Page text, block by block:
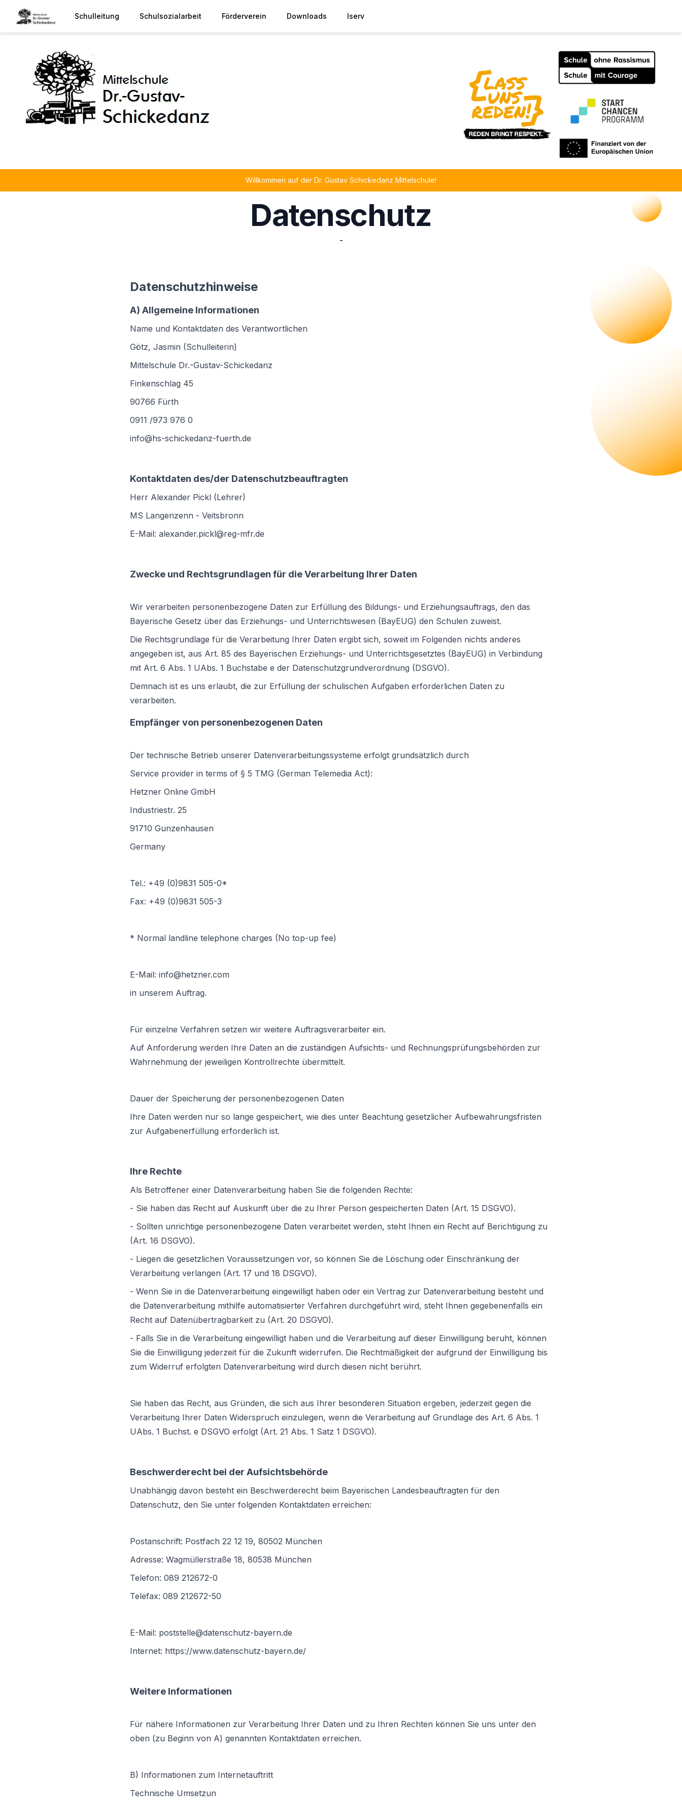
Schulleitung Schulsozialarbeit Förderverein Downloads Iserv
Willkommen auf der Dr. Gustav Schickedanz Mittelschule!
Datenschutz
-
Datenschutzhinweise
A) Allgemeine Informationen
Name und Kontaktdaten des Verantwortlichen
Götz, Jasmin (Schulleiterin)
Mittelschule Dr.-Gustav-Schickedanz
Finkenschlag 45
90766 Fürth
0911 /973 976 0
info@hs-schickedanz-fuerth.de
Kontaktdaten des/der Datenschutzbeauftragten
Herr Alexander Pickl (Lehrer)
MS Langenzenn - Veitsbronn
E-Mail: alexander.pickl@reg-mfr.de
Zwecke und Rechtsgrundlagen für die Verarbeitung Ihrer Daten
Wir verarbeiten personenbezogene Daten zur Erfüllung des Bildungs- und Erziehungsauftrags, den das
Bayerische Gesetz über das Erziehungs- und Unterrichtswesen (BayEUG) den Schulen zuweist.
Die Rechtsgrundlage für die Verarbeitung Ihrer Daten ergibt sich, soweit im Folgenden nichts anderes
angegeben ist, aus Art. 85 des Bayerischen Erziehungs- und Unterrichtsgesetztes (BayEUG) in Verbindung
mit Art. 6 Abs. 1 UAbs. 1 Buchstabe e der Datenschutzgrundverordnung (DSGVO).
Demnach ist es uns erlaubt, die zur Erfüllung der schulischen Aufgaben erforderlichen Daten zu
verarbeiten.
Empfänger von personenbezogenen Daten
Der technische Betrieb unserer Datenverarbeitungssysteme erfolgt grundsätzlich durch
Service provider in terms of § 5 TMG (German Telemedia Act):
Hetzner Online GmbH
Industriestr. 25
91710 Gunzenhausen
Germany
Tel.: +49 (0)9831 505-0*
Fax: +49 (0)9831 505-3
* Normal landline telephone charges (No top-up fee)
E-Mail: info@hetzner.com
in unserem Auftrag.
Für einzelne Verfahren setzen wir weitere Auftragsverarbeiter ein.
Auf Anforderung werden Ihre Daten an die zuständigen Aufsichts- und Rechnungsprüfungsbehörden zur
Wahrnehmung der jeweiligen Kontrollrechte übermittelt.
Dauer der Speicherung der personenbezogenen Daten
Ihre Daten werden nur so lange gespeichert, wie dies unter Beachtung gesetzlicher Aufbewahrungsfristen
zur Aufgabenerfüllung erforderlich ist.
Ihre Rechte
Als Betroffener einer Datenverarbeitung haben Sie die folgenden Rechte:
- Sie haben das Recht auf Auskunft über die zu Ihrer Person gespeicherten Daten (Art. 15 DSGVO).
- Sollten unrichtige personenbezogene Daten verarbeitet werden, steht Ihnen ein Recht auf Berichtigung zu
(Art. 16 DSGVO).
- Liegen die gesetzlichen Voraussetzungen vor, so können Sie die Löschung oder Einschränkung der
Verarbeitung verlangen (Art. 17 und 18 DSGVO).
- Wenn Sie in die Datenverarbeitung eingewilligt haben oder ein Vertrag zur Datenverarbeitung besteht und
die Datenverarbeitung mithilfe automatisierter Verfahren durchgeführt wird, steht Ihnen gegebenenfalls ein
Recht auf Datenübertragbarkeit zu (Art. 20 DSGVO).
- Falls Sie in die Verarbeitung eingewilligt haben und die Verarbeitung auf dieser Einwilligung beruht, können
Sie die Einwilligung jederzeit für die Zukunft widerrufen. Die Rechtmäßigkeit der aufgrund der Einwilligung bis
zum Widerruf erfolgten Datenverarbeitung wird durch diesen nicht berührt.
Sie haben das Recht, aus Gründen, die sich aus Ihrer besonderen Situation ergeben, jederzeit gegen die
Verarbeitung Ihrer Daten Widerspruch einzulegen, wenn die Verarbeitung auf Grundlage des Art. 6 Abs. 1
UAbs. 1 Buchst. e DSGVO erfolgt (Art. 21 Abs. 1 Satz 1 DSGVO).
Beschwerderecht bei der Aufsichtsbehörde
Unabhängig davon besteht ein Beschwerderecht beim Bayerischen Landesbeauftragten für den
Datenschutz, den Sie unter folgenden Kontaktdaten erreichen:
Postanschrift: Postfach 22 12 19, 80502 München
Adresse: Wagmüllerstraße 18, 80538 München
Telefon: 089 212672-0
Telefax: 089 212672-50
E-Mail: poststelle@datenschutz-bayern.de
Internet: https://www.datenschutz-bayern.de/
Weitere Informationen
Für nähere Informationen zur Verarbeitung Ihrer Daten und zu Ihren Rechten können Sie uns unter den
oben (zu Beginn von A) genannten Kontaktdaten erreichen.
B) Informationen zum Internetauftritt
Technische Umsetzun